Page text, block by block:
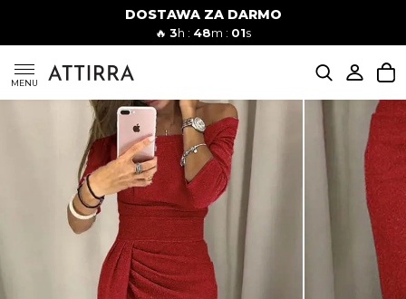
DOSTAWA ZA DARMO
🔥 3h : 48m : 00s
MENU
Mężczyźni
SUKIENKI
KOMBINEZONY